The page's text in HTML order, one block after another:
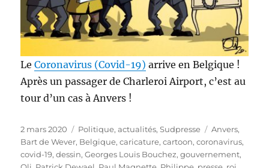
LeCoronavirus (Covid-19) arrive en Belgique !
Après un passager de Charleroi Airport, c’est au
tour d’un cas à Anvers !
Publié
le
2 mars 2020 Catégories
Politique, actualités,Sudpresse Étiquettes
Anvers,
Bart de Wever, Belgique,caricature,cartoon,coronavirus,
covid-19,dessin,Georges Louis Bouchez,gouvernement,